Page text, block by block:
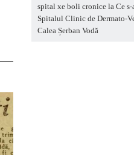
spital xe boli cronice la Ce
Spitalul Clinic de Dermato-
Calea Șerban Vodă